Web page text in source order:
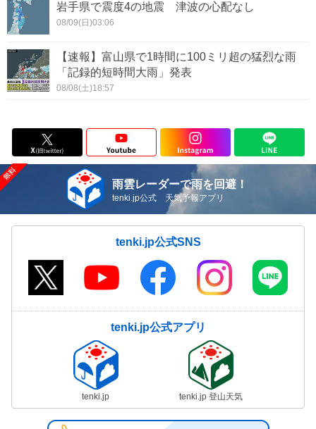
岩手県で震度4の地震 津波の心配なし
08/09(日)03:06
【速報】富山県で1時間に100ミリ超の猛烈な雨
「記録的短時間大雨」発表
08/08(土)18:57
雨雲レーダーで雨を回避！
tenki.jp公式 天気予報アプリ
tenki.jp公式SNS
tenki.jp公式アプリ
tenki.jp tenki.jp 登山天気